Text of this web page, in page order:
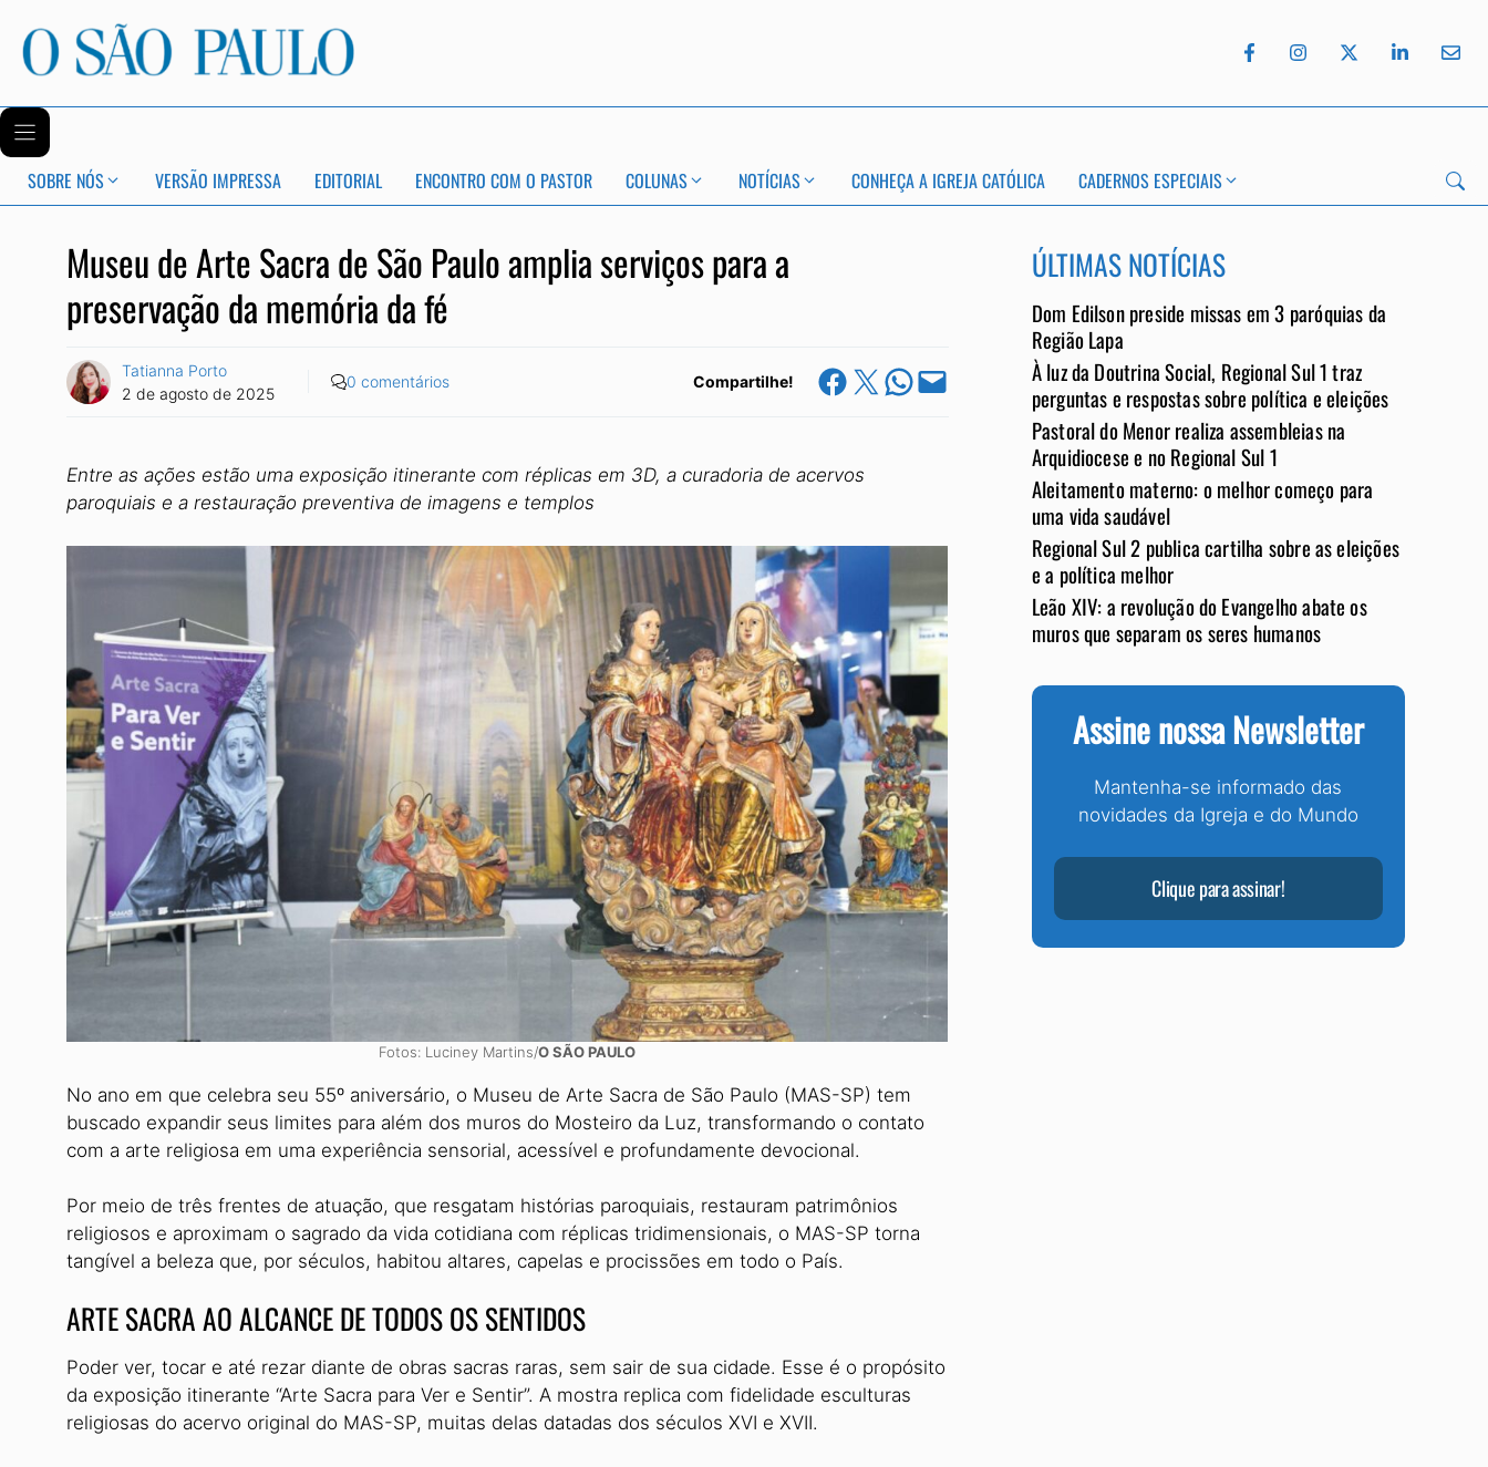
SOBRE NÓS VERSÃO IMPRESSA EDITORIAL ENCONTRO COM O PASTOR COLUNAS NOTÍCIAS CONHEÇA A IGREJA CATÓLICA CADERNOS ESPECIAIS
Museu de Arte Sacra de São Paulo amplia serviços para a
preservação da memória da fé
Tatianna Porto
2 de agosto de 2025
0 comentários Compartilhe! Share on Facebook
Share on X Share on WhatsApp
Email this Page
Entre as ações estão uma exposição itinerante com réplicas em 3D, a curadoria de acervos
paroquiais e a restauração preventiva de imagens e templos
Fotos: Luciney Martins/O SÃO PAULO
No ano em que celebra seu 55º aniversário, o Museu de Arte Sacra de São Paulo (MAS-SP) tem
buscado expandir seus limites para além dos muros do Mosteiro da Luz, transformando o contato
com a arte religiosa em uma experiência sensorial, acessível e profundamente devocional.
Por meio de três frentes de atuação, que resgatam histórias paroquiais, restauram patrimônios
religiosos e aproximam o sagrado da vida cotidiana com réplicas tridimensionais, o MAS-SP torna
tangível a beleza que, por séculos, habitou altares, capelas e procissões em todo o País.
ARTE SACRA AO ALCANCE DE TODOS OS SENTIDOS
Poder ver, tocar e até rezar diante de obras sacras raras, sem sair de sua cidade. Esse é o propósito
da exposição itinerante “Arte Sacra para Ver e Sentir”. A mostra replica com fidelidade esculturas
religiosas do acervo original do MAS-SP, muitas delas datadas dos séculos XVI e XVII.
ÚLTIMAS NOTÍCIAS
Dom Edilson preside missas em 3 paróquias da
Região Lapa
À luz da Doutrina Social, Regional Sul 1 traz
perguntas e respostas sobre política e eleições
Pastoral do Menor realiza assembleias na
Arquidiocese e no Regional Sul 1
Aleitamento materno: o melhor começo para
uma vida saudável
Regional Sul 2 publica cartilha sobre as eleições
e a política melhor
Leão XIV: a revolução do Evangelho abate os
muros que separam os seres humanos
Assine nossa Newsletter
Mantenha-se informado das
novidades da Igreja e do Mundo
Clique para assinar!